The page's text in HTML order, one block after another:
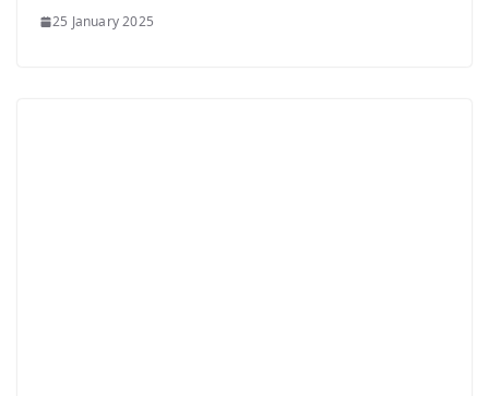
25 January 2025